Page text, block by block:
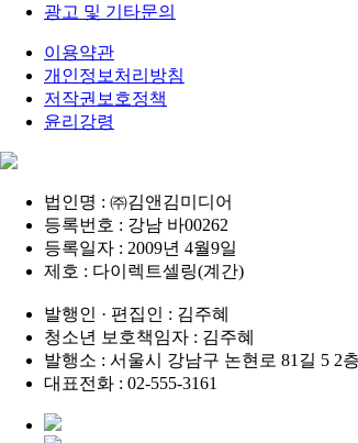
광고 및 기타문의
이용약관
개인정보처리방침
저작권보호정책
윤리강령
법인명 : ㈜김앤김미디어
등록번호 : 강남 바00262
등록일자 : 2009년 4월9일
제호 : 다이렉트셀링(계간)
발행인 · 편집인 : 김주혜
청소년 보호책임자 : 김주혜
발행소 : 서울시 강남구 논현로 81길 5 2
대표전화 : 02-555-3161